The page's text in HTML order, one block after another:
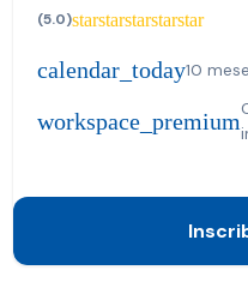
(5.0)starstarstarstarstar
calendar_today10
workspace_premium